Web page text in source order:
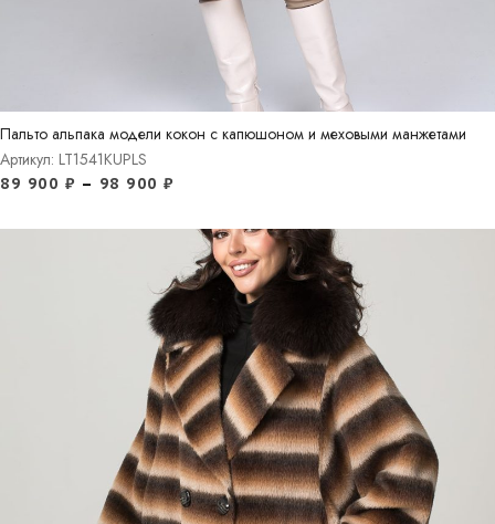
Пальто альпака модели кокон с капюшоном и меховыми манжетами
Артикул: LT1541KUPLS
89 900 ₽ – 98 900 ₽